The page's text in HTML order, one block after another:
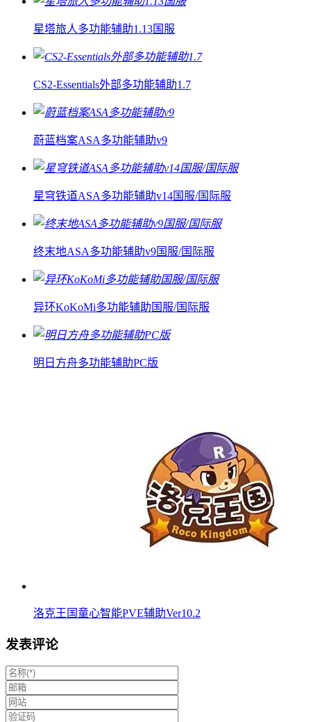
星塔旅人多功能辅助1.13国服
CS2-Essentials外部多功能辅助1.7
蔚蓝档案ASA多功能辅助v9
星穹铁道ASA多功能辅助v14国服/国际服
终末地ASA多功能辅助v9国服/国际服
异环KoKoMi多功能辅助国服/国际服
明日方舟多功能辅助PC版
洛克王国童心智能PVE辅助Ver10.2
发表评论